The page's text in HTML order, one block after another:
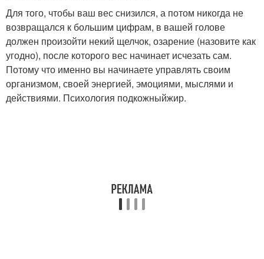
Для того, чтобы ваш вес снизился, а потом никогда не
возвращался к большим цифрам, в вашей голове
должен произойти некий щелчок, озарение (назовите как
угодно), после которого вес начинает исчезать сам.
Потому что именно вы начинаете управлять своим
организмом, своей энергией, эмоциями, мыслями и
действиями. Психология подкожныйжир.